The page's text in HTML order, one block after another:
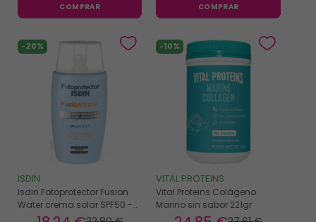
COMPRAR COMPRAR
-20%
ISDIN
Isdin Fotoprotector Fusion
Water crema solar SPF50 -
50ml
-10%
VITAL PROTEINS
Vital Proteins Colágeno
Marino sin sabor 221gr